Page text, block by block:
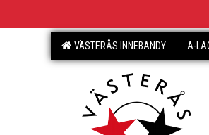
VÄSTERÅS INNEBANDY A-